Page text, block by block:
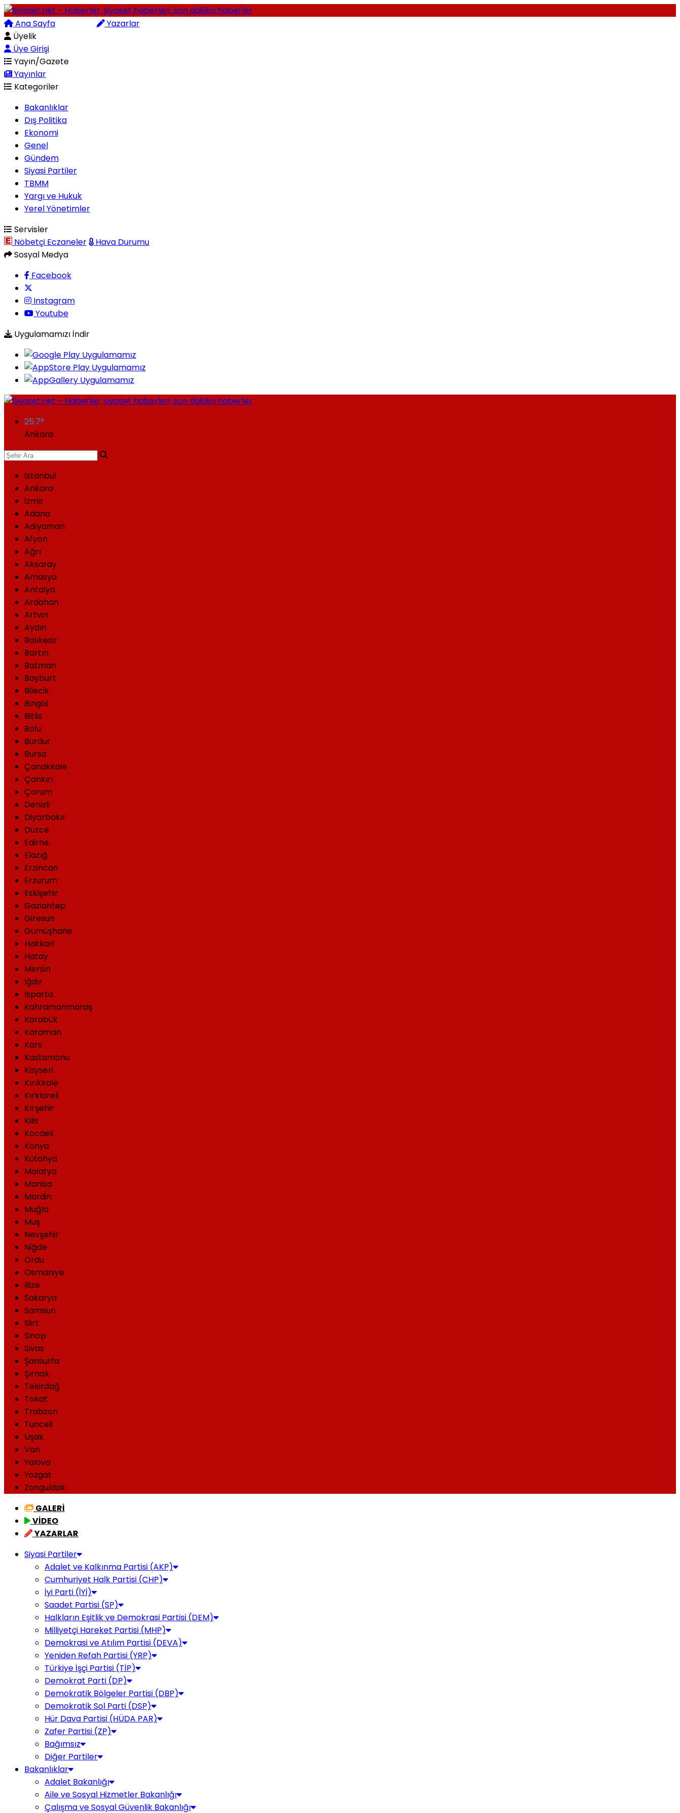
Ana Sayfa
Yazarlar
Üyelik
Üye Girişi
Yayın/Gazete
Yayınlar
Kategoriler
Bakanlıklar
Dış Politika
Ekonomi
Genel
Gündem
Siyasi Partiler
TBMM
Yargı ve Hukuk
Yerel Yönetimler
Servisler
Nöbetçi Eczaneler
Hava Durumu
Sosyal Medya
Facebook
Instagram
Youtube
Uygulamamızı İndir
25.7°
Ankara
İstanbul
Ankara
İzmir
Adana
Adıyaman
Afyon
Ağrı
Aksaray
Amasya
Antalya
Ardahan
Artvin
Aydın
Balıkesir
Bartın
Batman
Bayburt
Bilecik
Bingöl
Bitlis
Bolu
Burdur
Bursa
Çanakkale
Çankırı
Çorum
Denizli
Diyarbakır
Düzce
Edirne
Elazığ
Erzincan
Erzurum
Eskişehir
Gaziantep
Giresun
Gümüşhane
Hakkari
Hatay
Mersin
Iğdır
Isparta
Kahramanmaraş
Karabük
Karaman
Kars
Kastamonu
Kayseri
Kırıkkale
Kırklareli
Kırşehir
Kilis
Kocaeli
Konya
Kütahya
Malatya
Manisa
Mardin
Muğla
Muş
Nevşehir
Niğde
Ordu
Osmaniye
Rize
Sakarya
Samsun
Siirt
Sinop
Sivas
Şanlıurfa
Şırnak
Tekirdağ
Tokat
Trabzon
Tunceli
Uşak
Van
Yalova
Yozgat
Zonguldak
GALERİ
VİDEO
YAZARLAR
Siyasi Partiler
Adalet ve Kalkınma Partisi (AKP)
Cumhuriyet Halk Partisi (CHP)
İyi Parti (İYİ)
Saadet Partisi (SP)
Halkların Eşitlik ve Demokrasi Partisi (DEM)
Milliyetçi Hareket Partisi (MHP)
Demokrasi ve Atılım Partisi (DEVA)
Yeniden Refah Partisi (YRP)
Türkiye İşçi Partisi (TİP)
Demokrat Parti (DP)
Demokratik Bölgeler Partisi (DBP)
Demokratik Sol Parti (DSP)
Hür Dava Partisi (HÜDA PAR)
Zafer Partisi (ZP)
Bağımsız
Diğer Partiler
Bakanlıklar
Adalet Bakanlığı
Aile ve Sosyal Hizmetler Bakanlığı
Çalışma ve Sosyal Güvenlik Bakanlığı